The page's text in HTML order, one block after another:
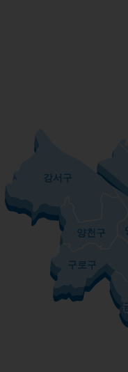
강서구
구로구
양천구